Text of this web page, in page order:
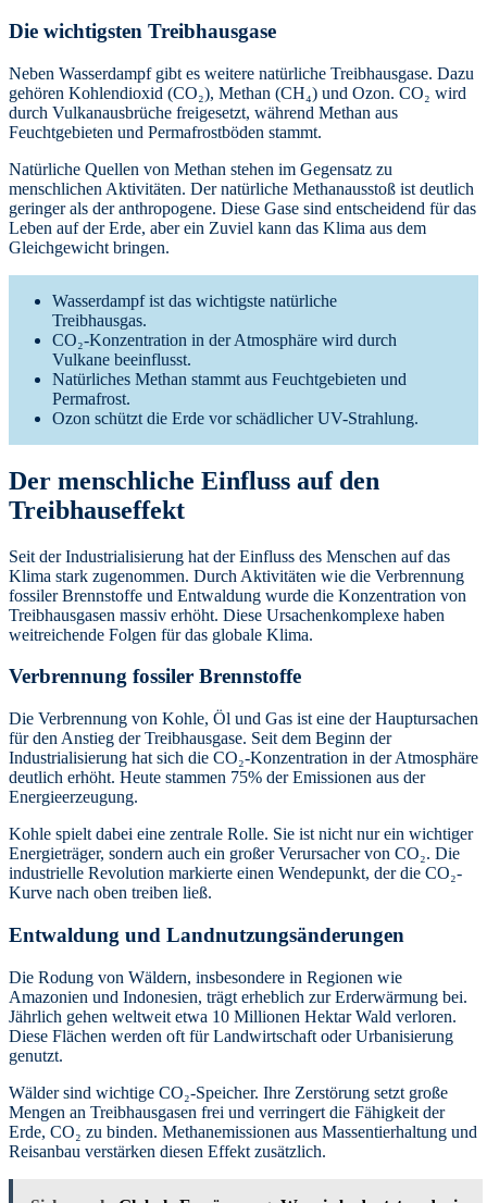
Die wichtigsten Treibhausgase
Neben Wasserdampf gibt es weitere natürliche Treibhausgase. Dazu
gehören Kohlendioxid (CO₂), Methan (CH₄) und Ozon. CO₂ wird
durch Vulkanausbrüche freigesetzt, während Methan aus
Feuchtgebieten und Permafrostböden stammt.
Natürliche Quellen von Methan stehen im Gegensatz zu
menschlichen Aktivitäten. Der natürliche Methanausstoß ist deutlich
geringer als der anthropogene. Diese Gase sind entscheidend für das
Leben auf der Erde, aber ein Zuviel kann das Klima aus dem
Gleichgewicht bringen.
Wasserdampf ist das wichtigste natürliche
Treibhausgas.
CO₂-Konzentration in der Atmosphäre wird durch
Vulkane beeinflusst.
Natürliches Methan stammt aus Feuchtgebieten und
Permafrost.
Ozon schützt die Erde vor schädlicher UV-Strahlung.
Der menschliche Einfluss auf den
Treibhauseffekt
Seit der Industrialisierung hat der Einfluss des Menschen auf das
Klima stark zugenommen. Durch Aktivitäten wie die Verbrennung
fossiler Brennstoffe und Entwaldung wurde die Konzentration von
Treibhausgasen massiv erhöht. Diese Ursachenkomplexe haben
weitreichende Folgen für das globale Klima.
Verbrennung fossiler Brennstoffe
Die Verbrennung von Kohle, Öl und Gas ist eine der Hauptursachen
für den Anstieg der Treibhausgase. Seit dem Beginn der
Industrialisierung hat sich die CO₂-Konzentration in der Atmosphäre
deutlich erhöht. Heute stammen 75% der Emissionen aus der
Energieerzeugung.
Kohle spielt dabei eine zentrale Rolle. Sie ist nicht nur ein wichtiger
Energieträger, sondern auch ein großer Verursacher von CO₂. Die
industrielle Revolution markierte einen Wendepunkt, der die CO₂-
Kurve nach oben treiben ließ.
Entwaldung und Landnutzungsänderungen
Die Rodung von Wäldern, insbesondere in Regionen wie
Amazonien und Indonesien, trägt erheblich zur Erderwärmung bei.
Jährlich gehen weltweit etwa 10 Millionen Hektar Wald verloren.
Diese Flächen werden oft für Landwirtschaft oder Urbanisierung
genutzt.
Wälder sind wichtige CO₂-Speicher. Ihre Zerstörung setzt große
Mengen an Treibhausgasen frei und verringert die Fähigkeit der
Erde, CO₂ zu binden. Methanemissionen aus Massentierhaltung und
Reisanbau verstärken diesen Effekt zusätzlich.